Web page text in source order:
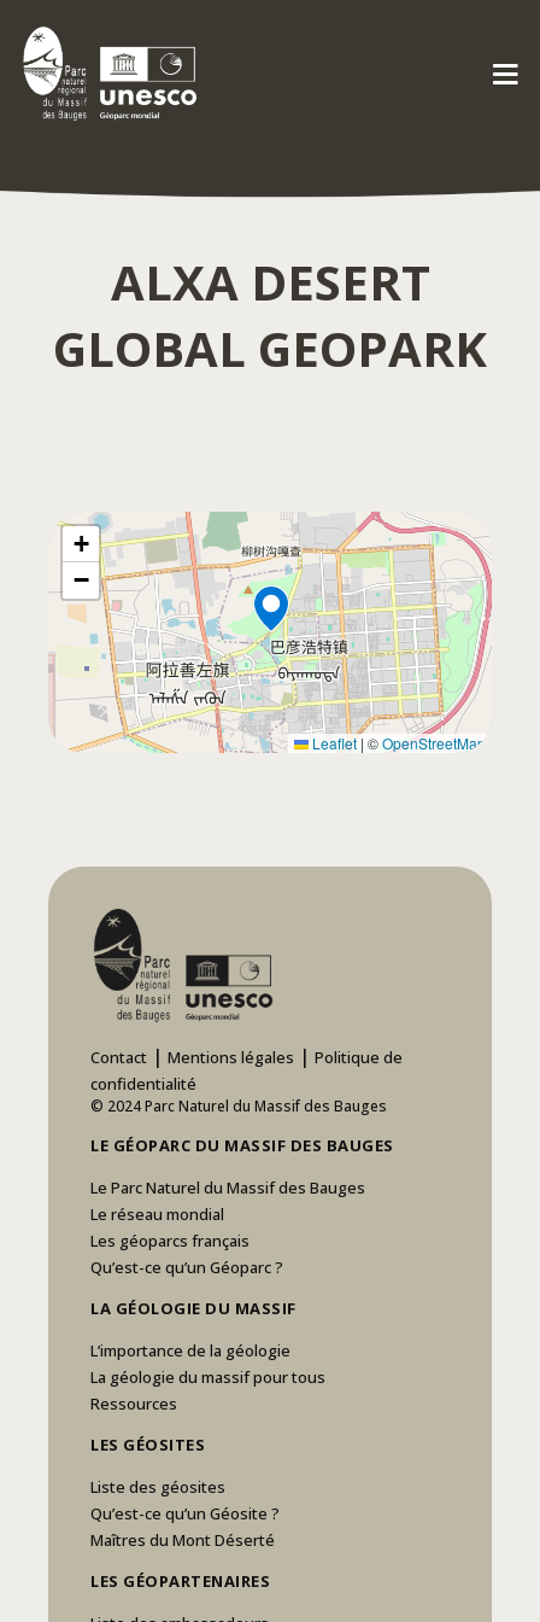
ALXA DESERT
GLOBAL GEOPARK
+
−
Leaflet | ©OpenStreetMap
Contact | Mentions légales | Politique de
confidentialité
© 2024 Parc Naturel du Massif des Bauges
LE GÉOPARC DU MASSIF DES BAUGES
Le Parc Naturel du Massif des Bauges
Le réseau mondial
Les géoparcs français
Qu’est-ce qu’un Géoparc ?
LA GÉOLOGIE DU MASSIF
L’importance de la géologie
La géologie du massif pour tous
Ressources
LES GÉOSITES
Liste des géosites
Qu’est-ce qu’un Géosite ?
Maîtres du Mont Déserté
LES GÉOPARTENAIRES